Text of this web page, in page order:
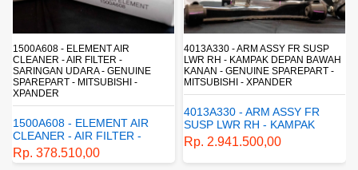
4013A330 - ARM ASSY FR SUSP
LWR RH - KAMPAK DEPAN BAWAH
KANAN - GENUINE SPAREPART -
MITSUBISHI - XPANDER
SUSP LWR RH - KAMPAK
DEPAN BAWAH KANAN -
GENUINE SPAREPART -
MITSUBISHI - XPANDER
Rp. 2.941.500,00
4162A413 - SHOCK ABSORBER
SUSP - SUSPENSI BELAKANG -
SHOCKBREAKER BELAKANG -
GENUINE SPAREPART -
MITSUBISHI - XPANDER
4162A413 - SHOCK
ABSORBER RR SUSP -
SUSPENSI BELAKANG -
SHOCKBREAKER